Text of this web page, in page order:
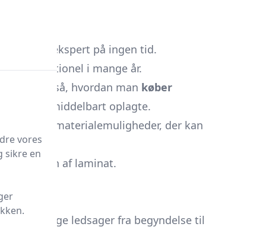
på ingen tid.
og funktionel i mange år.
vi også, hvordan man køber
ikke er umiddelbart oplagte.
i andre materialemuligheder, der kan
installation af laminat.
pålidelige ledsager fra begyndelse til
vores
sikre en